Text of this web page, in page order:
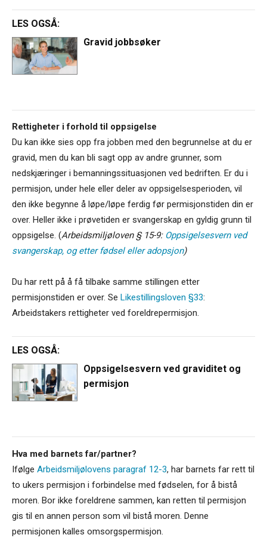
LES OGSÅ:
Gravid jobbsøker
Rettigheter i forhold til oppsigelse
Du kan ikke sies opp fra jobben med den begrunnelse at du er
gravid, men du kan bli sagt opp av andre grunner, som
nedskjæringer i bemanningssituasjonen ved bedriften. Er du i
permisjon, under hele eller deler av oppsigelsesperioden, vil
den ikke begynne å løpe/løpe ferdig før permisjonstiden din er
over. Heller ikke i prøvetiden er svangerskap en gyldig grunn til
oppsigelse. (Arbeidsmiljøloven § 15-9: Oppsigelsesvern ved
svangerskap, og etter fødsel eller adopsjon)
Du har rett på å få tilbake samme stillingen etter
permisjonstiden er over. Se Likestillingsloven §33:
Arbeidstakers rettigheter ved foreldrepermisjon.
LES OGSÅ:
Oppsigelsesvern ved graviditet og
permisjon
Hva med barnets far/partner?
Ifølge Arbeidsmiljølovens paragraf 12-3, har barnets far rett til
to ukers permisjon i forbindelse med fødselen, for å bistå
moren. Bor ikke foreldrene sammen, kan retten til permisjon
gis til en annen person som vil bistå moren. Denne
permisjonen kalles omsorgspermisjon.